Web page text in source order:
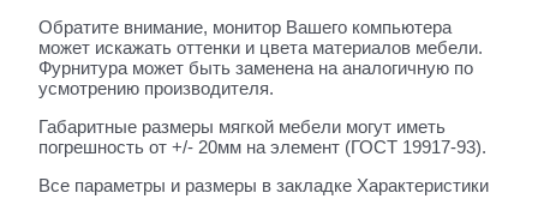
Обратите внимание, монитор Вашего компьютера
может искажать оттенки и цвета материалов мебели.
Фурнитура может быть заменена на аналогичную по
усмотрению производителя.
Габаритные размеры мягкой мебели могут иметь
погрешность от +/- 20мм на элемент (ГОСТ 19917-93).
Все параметры и размеры в закладке Характеристики